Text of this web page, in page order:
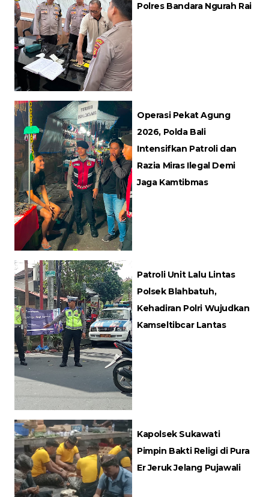
Polres Bandara Ngurah Rai
Operasi Pekat Agung
2026, Polda Bali
Intensifkan Patroli dan
Razia Miras Ilegal Demi
Jaga Kamtibmas
Patroli Unit Lalu Lintas
Polsek Blahbatuh,
Kehadiran Polri Wujudkan
Kamseltibcar Lantas
Kapolsek Sukawati
Pimpin Bakti Religi di Pura
Er Jeruk Jelang Pujawali